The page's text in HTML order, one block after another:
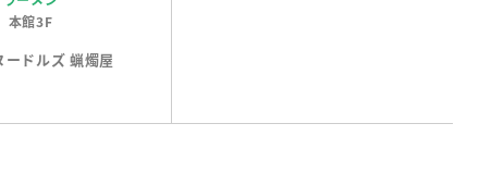
本館3F
ードルズ 蝋燭屋